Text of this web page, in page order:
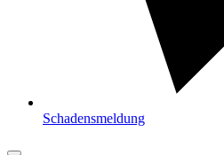
Schadensmeldung